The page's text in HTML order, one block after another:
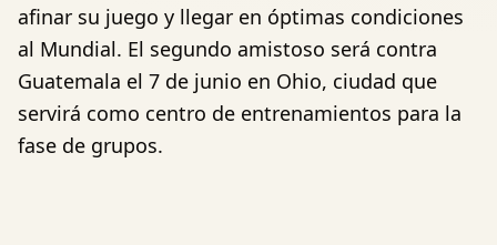
afinar su juego y llegar en óptimas condiciones
al Mundial. El segundo amistoso será contra
Guatemala el 7 de junio en Ohio, ciudad que
servirá como centro de entrenamientos para la
fase de grupos.